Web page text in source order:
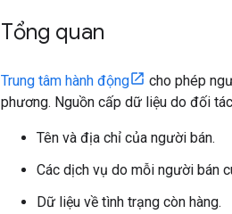
Tổng quan
Trung tâm hành động
cho phép
phương. Nguồn cấp dữ liệu do đối
Tên và địa chỉ của người bán.
Các dịch vụ do mỗi người bán
Dữ liệu về tình trạng còn hàng.